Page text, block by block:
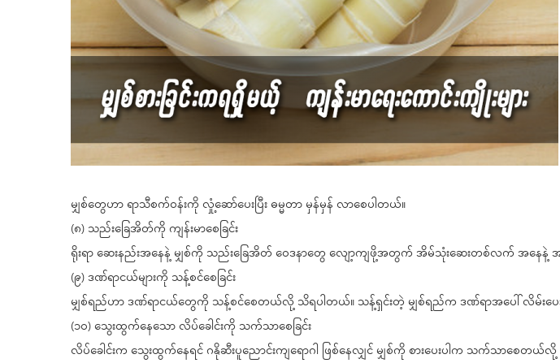
မျှစ်တွေဟာ ရာသီစက်ဝန်းကို လှုံ့ဆော်ပေးပြီး ဓမ္မတာ မှန်မှန် လာစေပါတယ်။
(၈) သည်းခြေအိတ်ကို ကျန်းမာစေခြင်း
ရိုးရာ ဆေးနည်းအနေနဲ့ မျှစ်ကို သည်းခြေအိတ် ဝေဒနာတွေ လျော့ကျဖို့အတွက် အိမ်သုံးဆေးတစ်လက် အနေနဲ့
(၉) ဒဏ်ရာငယ်များကို သန့်စင်စေခြင်း
မျှစ်ရည်ဟာ ဒဏ်ရာငယ်တွေကို သန့်စင်စေတယ်လို့ သိရပါတယ်။ သန့်ရှင်းတဲ့ မျှစ်ရည်က ဒဏ်ရာအပေါ် လိမ်း
(၁၀) သွေးထွက်နေသော လိပ်ခေါင်းကို သက်သာစေခြင်း
လိပ်ခေါင်းက သွေးထွက်နေရင် ဂနိုဆီးပူညောင်းကျရောဂါ ဖြစ်နေလျှင် မျှစ်ကို စားပေးပါက သက်သာစေတ